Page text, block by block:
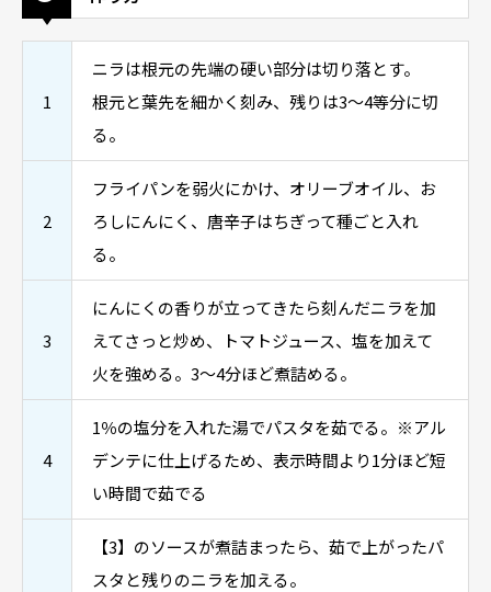
1
ニラは根元の先端の硬い部分は切り落とす。
根元と葉先を細かく刻み、残りは3〜4等分に切
る。
2
フライパンを弱火にかけ、オリーブオイル、お
ろしにんにく、唐辛子はちぎって種ごと入れ
る。
3
にんにくの香りが立ってきたら刻んだニラを加
えてさっと炒め、トマトジュース、塩を加えて
火を強める。3～4分ほど煮詰める。
4
1％の塩分を入れた湯でパスタを茹でる。※アル
デンテに仕上げるため、表示時間より1分ほど短
い時間で茹でる
【3】のソースが煮詰まったら、茹で上がったパ
スタと残りのニラを加える。